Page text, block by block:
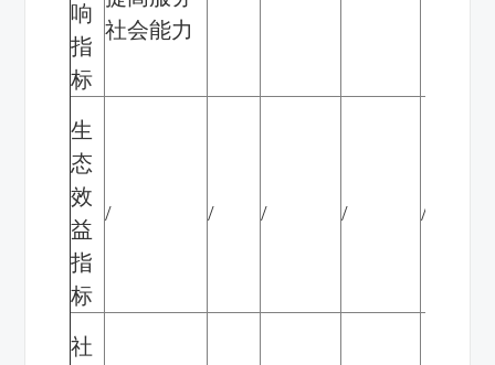
响
指
标
社会能力
生
态
效
益
指
标
/ / / / /
社